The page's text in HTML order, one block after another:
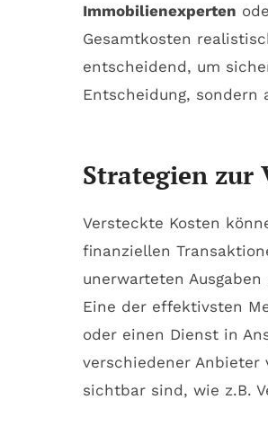
Immobilienexperten
Gesamtkosten
entscheidend, um
Entscheidung, sondern
Strategien zur
Versteckte Kosten
finanziellen
unerwarteten
Eine der effektivsten
oder einen Dienst in
verschiedener
sichtbar sind, wie z.B.